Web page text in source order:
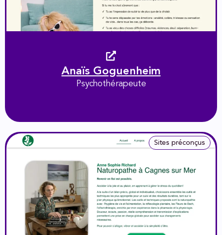
Anaïs Goguenheim
Psychothérapeute
Sites préconçus